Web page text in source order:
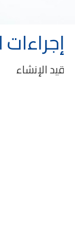
إجراءات
قيد الإنشاء